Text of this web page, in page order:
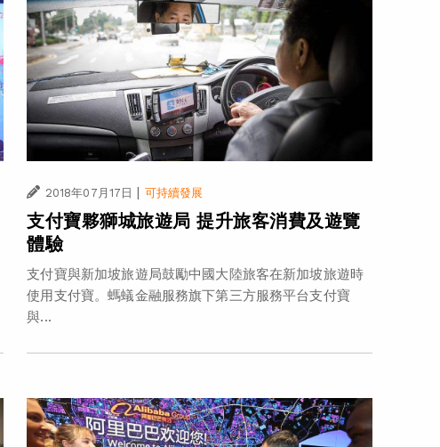
2018年07月17日 | 可持續發展
支付寶夥獅城旅遊局 提升旅客消費及遊覽
體驗
支付寶與新加坡旅遊局鼓勵中國大陸旅客在新加坡旅遊時
使用支付寶。螞蟻金融服務旗下第三方服務平台支付寶
與...